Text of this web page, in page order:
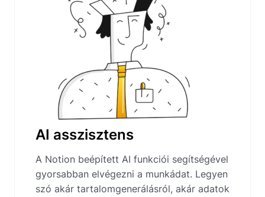
AI asszisztens
A Notion beépített AI funkciói segítségével
gyorsabban elvégezni a munkádat. Legyen
szó akár tartalomgenerálásról, akár adatok